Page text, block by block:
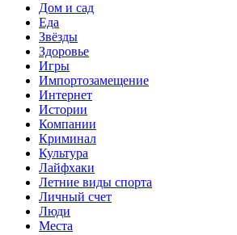
Дом и сад
Еда
Звёзды
Здоровье
Игры
Импортозамещение
Интернет
Истории
Компании
Криминал
Культура
Лайфхаки
Летние виды спорта
Личный счет
Люди
Места